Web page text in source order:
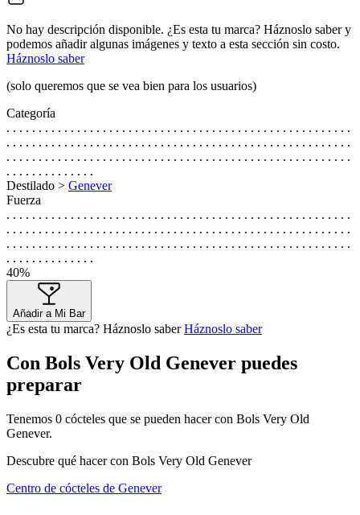
No hay descripción disponible. ¿Es esta tu marca? Háznoslo saber y
podemos añadir algunas imágenes y texto a esta sección sin costo.
Háznoslo saber
(solo queremos que se vea bien para los usuarios)
Categoría
. . . . . . . . . . . . . . . . . . . . . . . . . . . . . . . . . . . . . . . . . . . . . . . . . . . . . .
. . . . . . . . . . . . . . . . . . . . . . . . . . . . . . . . . . . . . . . . . . . . . . . . . . . . . .
. . . . . . . . . . . . . . . . . . . . . . . . . . . . . . . . . . . . . . . . . . . . . . . . . . . . . .
. . . . . . . . . . . . . .
Destilado > Genever
Fuerza
. . . . . . . . . . . . . . . . . . . . . . . . . . . . . . . . . . . . . . . . . . . . . . . . . . . . . .
. . . . . . . . . . . . . . . . . . . . . . . . . . . . . . . . . . . . . . . . . . . . . . . . . . . . . .
. . . . . . . . . . . . . . . . . . . . . . . . . . . . . . . . . . . . . . . . . . . . . . . . . . . . . .
. . . . . . . . . . . . . .
40%
Añadir a Mi Bar
¿Es esta tu marca? Háznoslo saberHáznoslo saber
Con Bols Very Old Genever puedes
preparar
Tenemos 0 cócteles que se pueden hacer con Bols Very Old
Genever.
Descubre qué hacer con Bols Very Old Genever
Centro de cócteles de Genever